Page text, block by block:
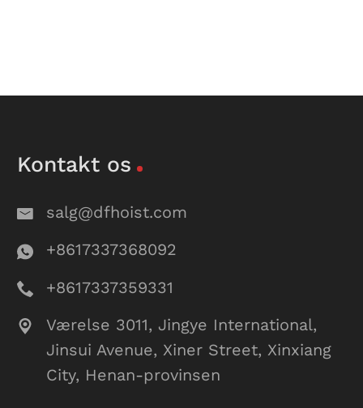
Kontakt os
salg@dfhoist.com
+8617337368092
+8617337359331
Værelse 3011, Jingye International,
Jinsui Avenue, Xiner Street, Xinxiang
City, Henan-provinsen